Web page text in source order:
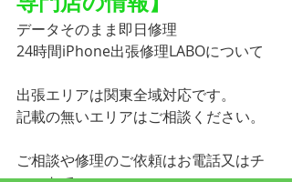
データそのまま即日修理
24時間iPhone出張修理LABOについて
出張エリアは関東全域対応です。
記載の無いエリアはご相談ください。
ご相談や修理のご依頼はお電話又はチ